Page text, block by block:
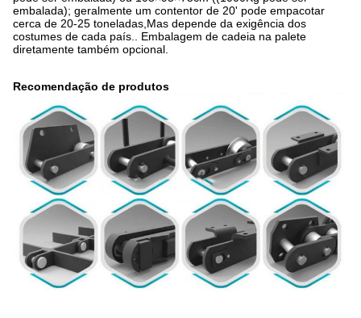
embalada); geralmente um contentor de 20' pode empacotar
cerca de 20-25 toneladas,Mas depende da exigência dos
costumes de cada país.. Embalagem de cadeia na palete
diretamente também opcional.
Recomendação de produtos